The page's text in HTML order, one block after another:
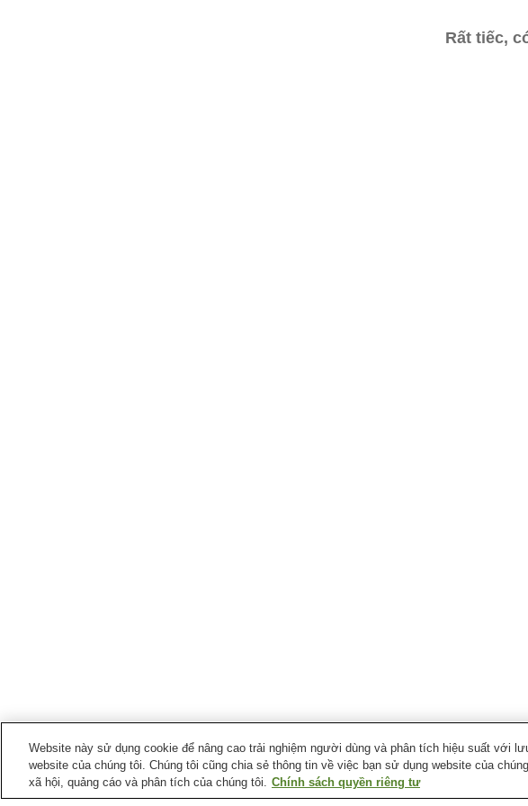
Rất tiếc,
Ga xe lửa tại Thành phố Isahaya
Website này sử dụng cookie để nâng cao trải nghiệm người dùng và phân tích hiệu suất với
website của chúng tôi. Chúng tôi cũng chia sẻ thông tin về việc bạn sử dụng website của
xã hội, quảng cáo và phân tích của chúng tôi. Chính sách quyền riêng tư